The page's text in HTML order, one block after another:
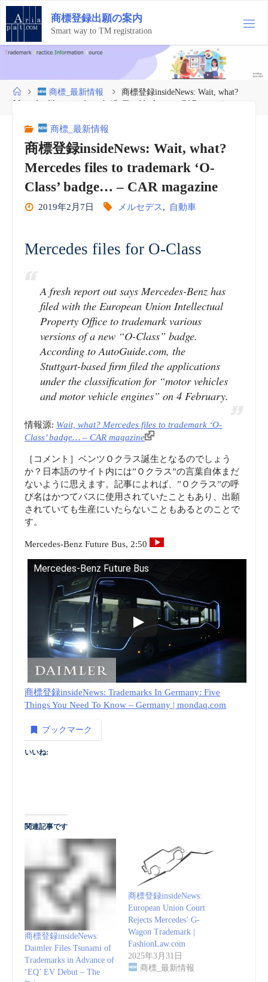
コ
テ
ン
ツ
ス
商標登録出願の案内
Smart way to TM registration
ホ
商標_最新情報
商標登録insideNews: Wait, what?
Mercedes files to trademark ‘O-Class’ badge… – CAR magazine
商標_最新情報
商標登録insideNews: Wait, what?
Mercedes files to trademark ‘O-
Class’ badge… – CAR magazine
2019年2月7日 メルセデス, 自動車
Mercedes files for O-Class
A fresh report out says Mercedes-Benz has
filed with the European Union Intellectual
Property Office to trademark various
versions of a new “O-Class” badge.
According to AutoGuide.com, the
Stuttgart-based firm filed the applications
under the classification for “motor vehicles
and motor vehicle engines” on 4 February.
情報源: Wait, what? Mercedes files to trademark ‘O-
Class’ badge… – CAR magazine
［コメント］ベンツＯクラス誕生となるのでしょう
か？日本語のサイト内には”Ｏクラス”の言葉自体まだ
ないように思えます。記事によれば、”Ｏクラス”の呼
び名はかつてバスに使用されていたこともあり、出願
されていても生産にいたらないこともあるとのことで
す。
Mercedes-Benz Future Bus, 2:50
Mercedes-Benz Future Bus
商標登録insideNews: Trademarks In Germany: Five
Things You Need To Know – Germany | mondaq.com
ブックマーク
いいね:
関連記事です
商標登録insideNews:
Daimler Files Tsunami of
Trademarks in Advance of
‘EQ’ EV Debut – The
商標登録insideNews:
European Union Court
Rejects Mercedes’ G-
Wagon Trademark |
FashionLaw.com
2025年3月31日
商標_最新情報